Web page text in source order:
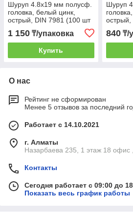
Шуруп 4.8х19 мм полусф.
головка, белый цинк,
острый, DIN 7981 (100 шт
в зип-локе) STARFIX
1 150 ₸/упаковка
Купить
Шуруп
острый,
зип-
840₸/
О нас
Рейтинг не сформирован
Менее 5 отзывов за последний
Работает с 14.10.2021
г. Алматы
Назарбаева 235, 1 этаж 18 офис
Контакты
Сегодня работает с 09:00 до
Показать весь график работы